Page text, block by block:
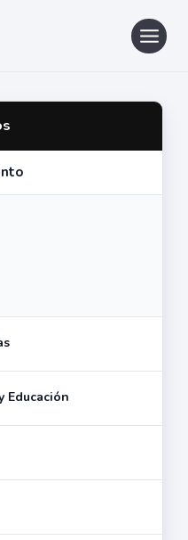
Educación